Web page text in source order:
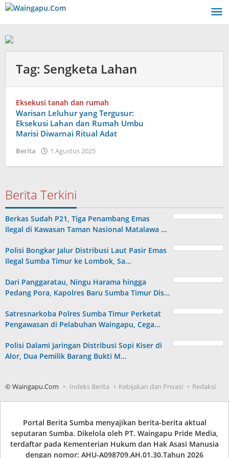
Lewati
konten
Tag: Sengketa Lahan
Eksekusi tanah dan rumah
Warisan Leluhur yang Tergusur:
Eksekusi Lahan dan Rumah Umbu
Marisi Diwarnai Ritual Adat
Berita 1 Agustus 2025
Umbu
Berita Terkini
Berkas Sudah P21, Tiga Penambang Emas
Ilegal di Kawasan Taman Nasional Matalawa …
Polisi Bongkar Jalur Distribusi Laut Pasir Emas
Ilegal Sumba Timur ke Lombok, Sa…
Dari Panggaratau, Ningu Harama hingga
Pedang Pora, Kapolres Baru Sumba Timur Dis…
Satresnarkoba Polres Sumba Timur Perketat
Pengawasan di Pelabuhan Waingapu, Cega…
Polisi Dalami Jaringan Distribusi Sopi Kiser di
Alor, Dua Pemilik Barang Bukti M…
© Waingapu.Com Indeks Berita Kebijakan dan Privasi Redaksi
Portal Berita Sumba menyajikan berita-berita aktual
seputaran Sumba. Dikelola oleh PT. Waingapu Pride Media,
terdaftar pada Kementerian Hukum dan Hak Asasi Manusia
dengan nomor: AHU-A098709.AH.01.30.Tahun 2026